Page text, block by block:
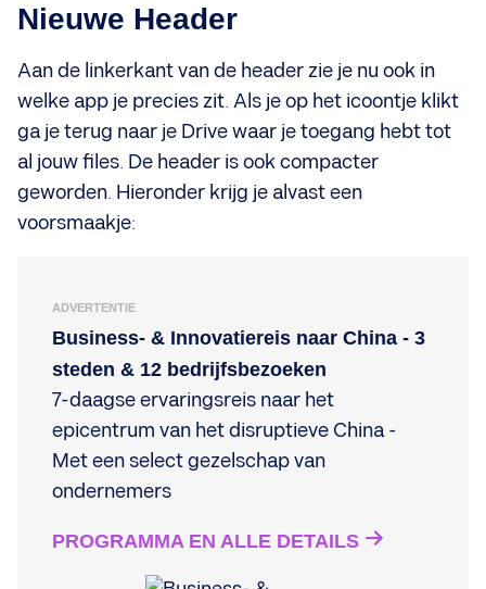
Nieuwe Header
Aan de linkerkant van de header zie je nu ook in
welke app je precies zit. Als je op het icoontje klikt
ga je terug naar je Drive waar je toegang hebt tot
al jouw files. De header is ook compacter
geworden. Hieronder krijg je alvast een
voorsmaakje:
ADVERTENTIE
Business- & Innovatiereis naar China - 3
steden & 12 bedrijfsbezoeken
7-daagse ervaringsreis naar het
epicentrum van het disruptieve China -
Met een select gezelschap van
ondernemers
PROGRAMMA EN ALLE DETAILS